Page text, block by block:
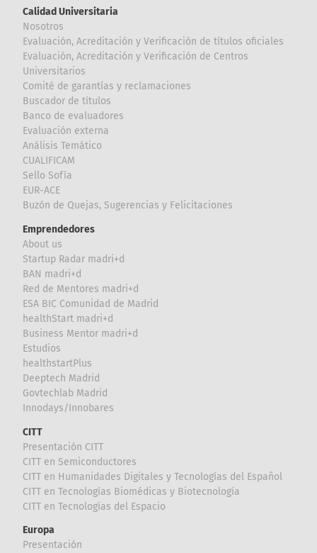
Calidad Universitaria
Nosotros
Evaluación, Acreditación y Verificación de títulos oficiales
Evaluación, Acreditación y Verificación de Centros
Universitarios
Comité de garantías y reclamaciones
Buscador de títulos
Banco de evaluadores
Evaluación externa
Análisis Temático
CUALIFICAM
Sello Sofía
EUR-ACE
Buzón de Quejas, Sugerencias y Felicitaciones
Emprendedores
About us
Startup Radar madri+d
BAN madri+d
Red de Mentores madri+d
ESA BIC Comunidad de Madrid
healthStart madri+d
Business Mentor madri+d
Estudios
healthstartPlus
Deeptech Madrid
Govtechlab Madrid
Innodays/Innobares
CITT
Presentación CITT
CITT en Semiconductores
CITT en Humanidades Digitales y Tecnologías del Español
CITT en Tecnologías Biomédicas y Biotecnología
CITT en Tecnologías del Espacio
Europa
Presentación